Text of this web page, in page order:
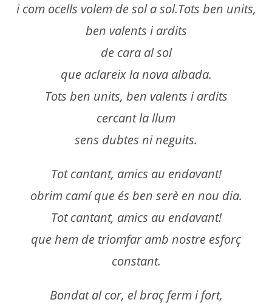
i com ocells volem de sol a sol.Tots ben units,
ben valents i ardits
de cara al sol
que aclareix la nova albada.
Tots ben units, ben valents i ardits
cercant la llum
sens dubtes ni neguits.
Tot cantant, amics au endavant!
obrim camí que és ben serè en nou dia.
Tot cantant, amics au endavant!
que hem de triomfar amb nostre esforç
constant.
Bondat al cor, el braç ferm i fort,